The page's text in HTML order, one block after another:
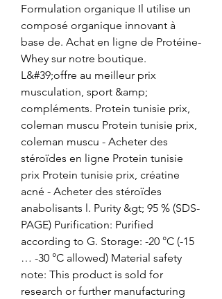
Formulation organique Il utilise un
composé organique innovant à
base de. Achat en ligne de Protéine-
Whey sur notre boutique.
L&#39;offre au meilleur prix
musculation, sport &amp;
compléments. Protein tunisie prix,
coleman muscu Protein tunisie prix,
coleman muscu - Acheter des
stéroïdes en ligne Protein tunisie
prix Protein tunisie prix, créatine
acné - Acheter des stéroïdes
anabolisants l. Purity &gt; 95 % (SDS-
PAGE) Purification: Purified
according to G. Storage: -20 °C (-15
… -30 °C allowed) Material safety
note: This product is sold for
research or further manufacturing